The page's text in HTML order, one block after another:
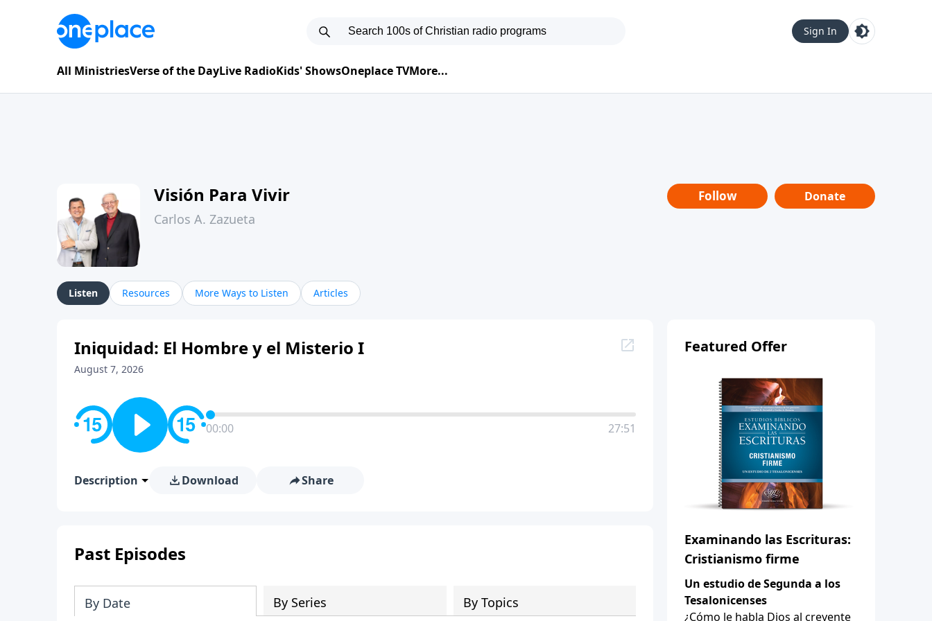
Sign In
All MinistriesVerse of the DayLive RadioKids' ShowsOneplace TVMore...
Visión Para Vivir
Carlos A. Zazueta
Follow Donate
Listen Resources More Ways to Listen Articles
Iniquidad: El Hombre y el Misterio I
August 7, 2026
00:00 27:51
Description Download Share
Past Episodes
By Date By Series By Topics
Featured Offer
Examinando las Escrituras:
Cristianismo firme
Un estudio de Segunda a los
Tesalonicenses
¿Cómo le habla Dios al creyente